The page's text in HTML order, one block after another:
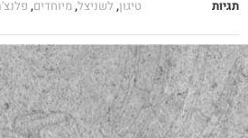
תגיות
טיגון, לשניצל,מיוחדים,